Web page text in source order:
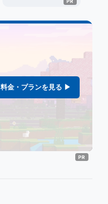
料金・プランを見る ▶